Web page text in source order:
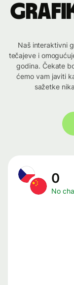
Naš interaktivni
tečajeve i
godina. Čekate
ćemo vam javiti
sažetke
0
No